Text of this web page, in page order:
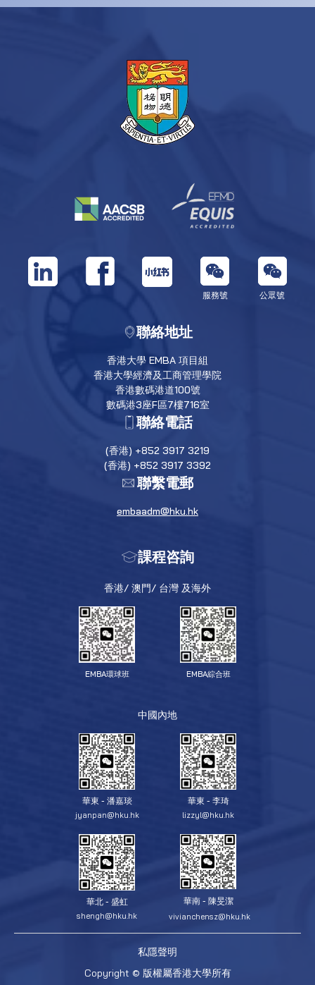
服務號 公眾號
聯絡地址
香港大學 EMBA 項目組
香港大學經濟及工商管理學院
香港數碼港道100號
數碼港3座F區7樓716室
聯絡電話
(香港) +852 3917 3219
(香港) +852 3917 3392
聯繫電郵
embaadm@hku.hk
課程咨詢
香港/ 澳門/ 台灣 及海外
EMBA環球班 EMBA綜合班
中國內地
華東 - 潘嘉琰
jyanpan@hku.hk
華東 - 李琦
lizzyl@hku.hk
華北 - 盛虹
shengh@hku.hk
華南 - 陳旻潔
vivianchensz@hku.hk
私隱聲明
Copyright © 版權屬香港大學所有